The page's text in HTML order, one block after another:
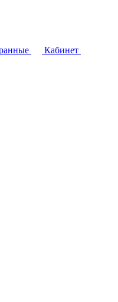
Кабинет